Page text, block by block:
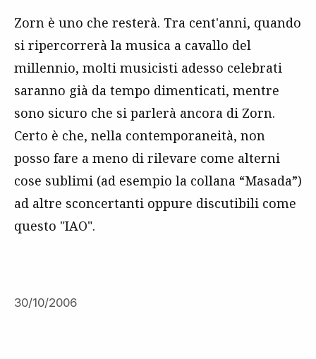
Zorn è uno che resterà. Tra cent'anni, quando
si ripercorrerà la musica a cavallo del
millennio, molti musicisti adesso celebrati
saranno già da tempo dimenticati, mentre
sono sicuro che si parlerà ancora di Zorn.
Certo è che, nella contemporaneità, non
posso fare a meno di rilevare come alterni
cose sublimi (ad esempio la collana “Masada”)
ad altre sconcertanti oppure discutibili come
questo "IAO".
30/10/2006